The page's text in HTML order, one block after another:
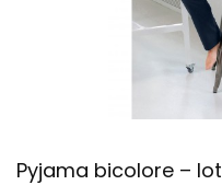
Pyjama bicolore –